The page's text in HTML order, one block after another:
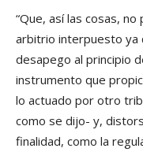
“Que, así las cosas,
arbitrio interpuesto ya
desapego al principio
instrumento que
lo actuado por otro
como se dijo- y,
finalidad, como la